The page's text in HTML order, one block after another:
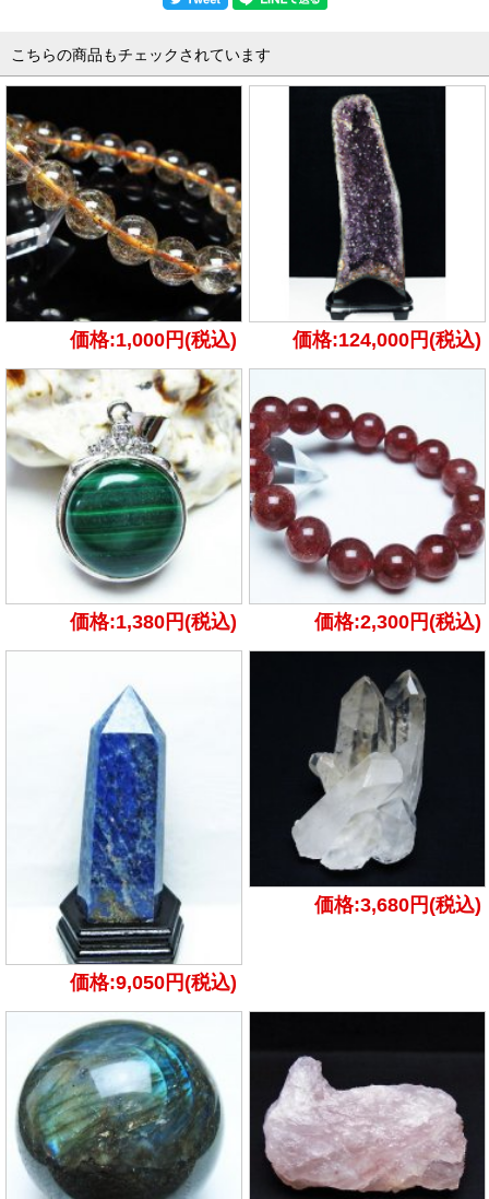
こちらの商品もチェックされています
価格:1,000円(税込) 価格:124,000円(税込)
価格:1,380円(税込) 価格:2,300円(税込)
価格:9,050円(税込)
価格:3,680円(税込)